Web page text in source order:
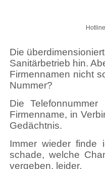
Die
Sanitärbetrieb hin.
Firmennamen nicht
Nummer?
Die
Firmenname, in
Gedächtnis.
Immer wieder finde
schade, welche
vergeben, leider.